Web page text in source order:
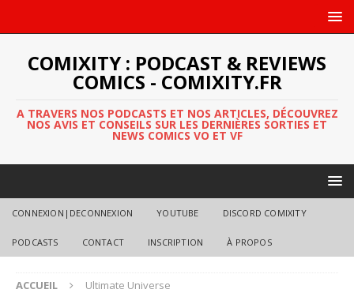
COMIXITY : PODCAST & REVIEWS
COMICS - COMIXITY.FR
A TRAVERS NOS PODCASTS ET NOS ARTICLES, DÉCOUVREZ
NOS AVIS ET CONSEILS SUR LES DERNIÈRES SORTIES ET
NEWS COMICS VO ET VF
CONNEXION|DECONNEXION YOUTUBE DISCORD COMIXITY
PODCASTS CONTACT INSCRIPTION À PROPOS
ACCUEIL Ultimate Universe